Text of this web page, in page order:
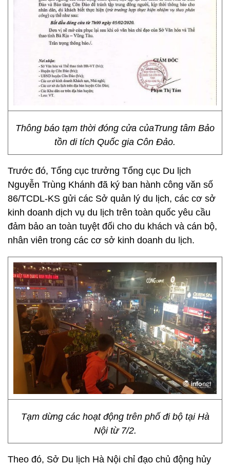
Thông báo tạm thời đóng cửa củaTrung tâm Bảo
tồn di tích Quốc gia Côn Đảo.
Trước đó, Tổng cục trưởng Tổng cục Du lịch
Nguyễn Trùng Khánh đã ký ban hành công văn số
86/TCDL-KS gửi các Sở quản lý du lịch, các cơ sở
kinh doanh dịch vụ du lịch trên toàn quốc yêu cầu
đảm bảo an toàn tuyệt đối cho du khách và cán bộ,
nhân viên trong các cơ sở kinh doanh du lịch.
Tạm dừng các hoạt động trên phố đi bộ tại Hà
Nội từ 7/2.
Theo đó, Sở Du lịch Hà Nội chỉ đạo chủ động hủy